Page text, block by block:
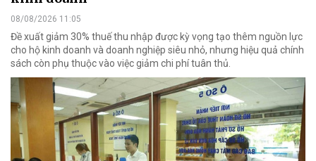
08/08/2026 11:05
Đề xuất giảm 30% thuế thu nhập được kỳ vọng tạo thêm nguồn lực
cho hộ kinh doanh và doanh nghiệp siêu nhỏ, nhưng hiệu quả chính
sách còn phụ thuộc vào việc giảm chi phí tuân thủ.